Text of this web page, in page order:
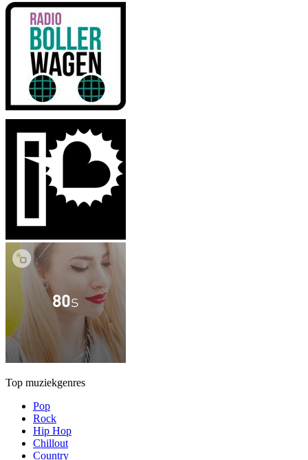
Top muziekgenres
Pop
Rock
Hip Hop
Chillout
Country